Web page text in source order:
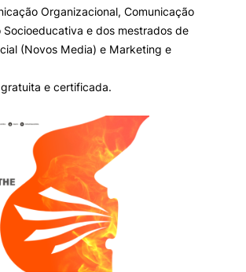
/ Reclamação Contactos Denúncias
Politécnico de Coimbra. Todos os direitos reservados.
Organizacional, Comunicação
Socioeducativa e dos mestrados de
(Novos Media) e Marketing e
e certificada.